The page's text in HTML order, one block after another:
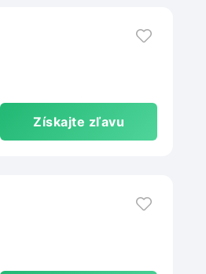
Získajte zľavu